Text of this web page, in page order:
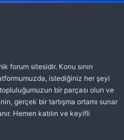
forum sitesidir. Konu sınırı
istediğiniz her şeyi
bir parçası olun ve
gerçek bir tartışma ortamı sunar
Hemen katılın ve keyifli